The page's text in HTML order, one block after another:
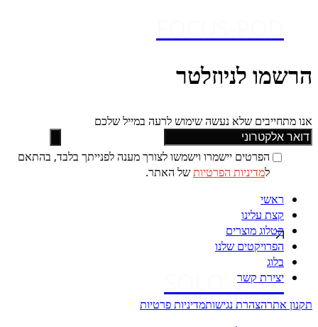
SOLO-CALL
הרשמו לניוזלטר
אנו מתחייבים שלא נעשה שימוש לרעה במייל שלכם
הפרטים יישמרו וישמשו לצורך מענה לפנייתך בלבד, בהתאם
למדיניות הפרטיותשל האתר.
ראשי
קצת עלינו
קטלוג מוצרים
הפרויקטים שלנו
בלוג
יצירת קשר
תקנון אתרהצהרת נגישותמדיניות פרטיות